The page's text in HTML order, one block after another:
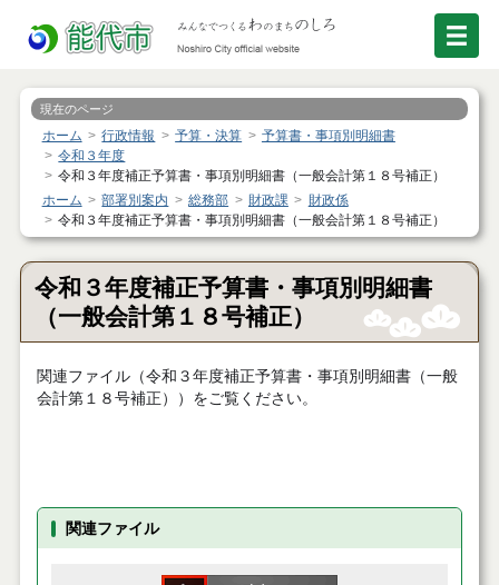
現在のページ
ホーム 行政情報 予算・決算
予算書・事項別明細書
令和３年度
令和３年度補正予算書・事項別明細書（一般会計第１８号補正）
ホーム
部署別案内 総務部 財政課
財政係
令和３年度補正予算書・事項別明細書（一般会計第１８号補正）
令和３年度補正予算書・事項別明細書
（一般会計第１８号補正）
関連ファイル（令和３年度補正予算書・事項別明細書（一般
会計第１８号補正））をご覧ください。
関連ファイル